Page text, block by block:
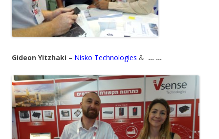
Gideon Yitzhaki – Nisko Technologies & … …